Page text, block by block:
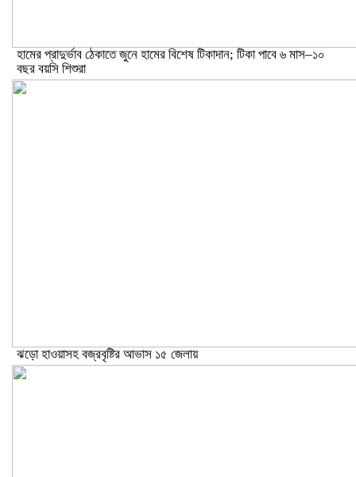
হামের প্রাদুর্ভাব ঠেকাতে জুনে হামের বিশেষ টিকাদান; টিকা পাবে ৬ মাস–১০
বছর বয়সি শিশুরা
ঝড়ো হাওয়াসহ বজ্রবৃষ্টির আভাস ১৫ জেলায়